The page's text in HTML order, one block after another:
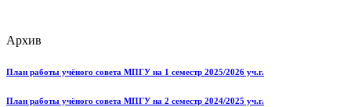
Архив
План работы учёного совета МПГУ на 1 семестр 2025/2026 уч.г.
План работы учёного совета МПГУ на 2 семестр 2024/2025 уч.г.